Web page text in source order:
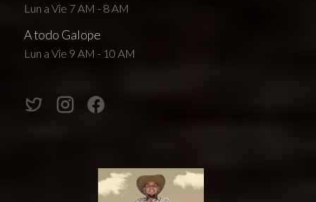
Lun a Vie 7 AM - 8 AM
A todo Galope
Lun a Vie 9 AM - 10 AM